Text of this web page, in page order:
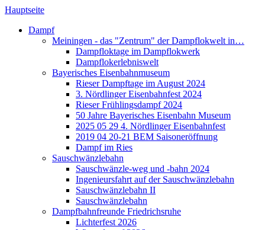
Hauptseite
Dampf
Meiningen - das "Zentrum" der Dampflokwelt in…
Dampfloktage im Dampflokwerk
Dampflokerlebniswelt
Bayerisches Eisenbahnmuseum
Rieser Dampftage im August 2024
3. Nördlinger Eisenbahnfest 2024
Rieser Frühlingsdampf 2024
50 Jahre Bayerisches Eisenbahn Museum
2025 05 29 4. Nördlinger Eisenbahnfest
2019 04 20-21 BEM Saisoneröffnung
Dampf im Ries
Sauschwänzlebahn
Sauschwänzle-weg und -bahn 2024
Ingenieursfahrt auf der Sauschwänzlebahn
Sauschwänzlebahn II
Sauschwänzlebahn
Dampfbahnfreunde Friedrichsruhe
Lichterfest 2026